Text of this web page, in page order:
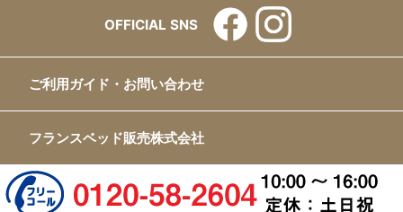
OFFICIAL SNS
ご利用ガイド・お問い合わせ
フランスベッド販売株式会社